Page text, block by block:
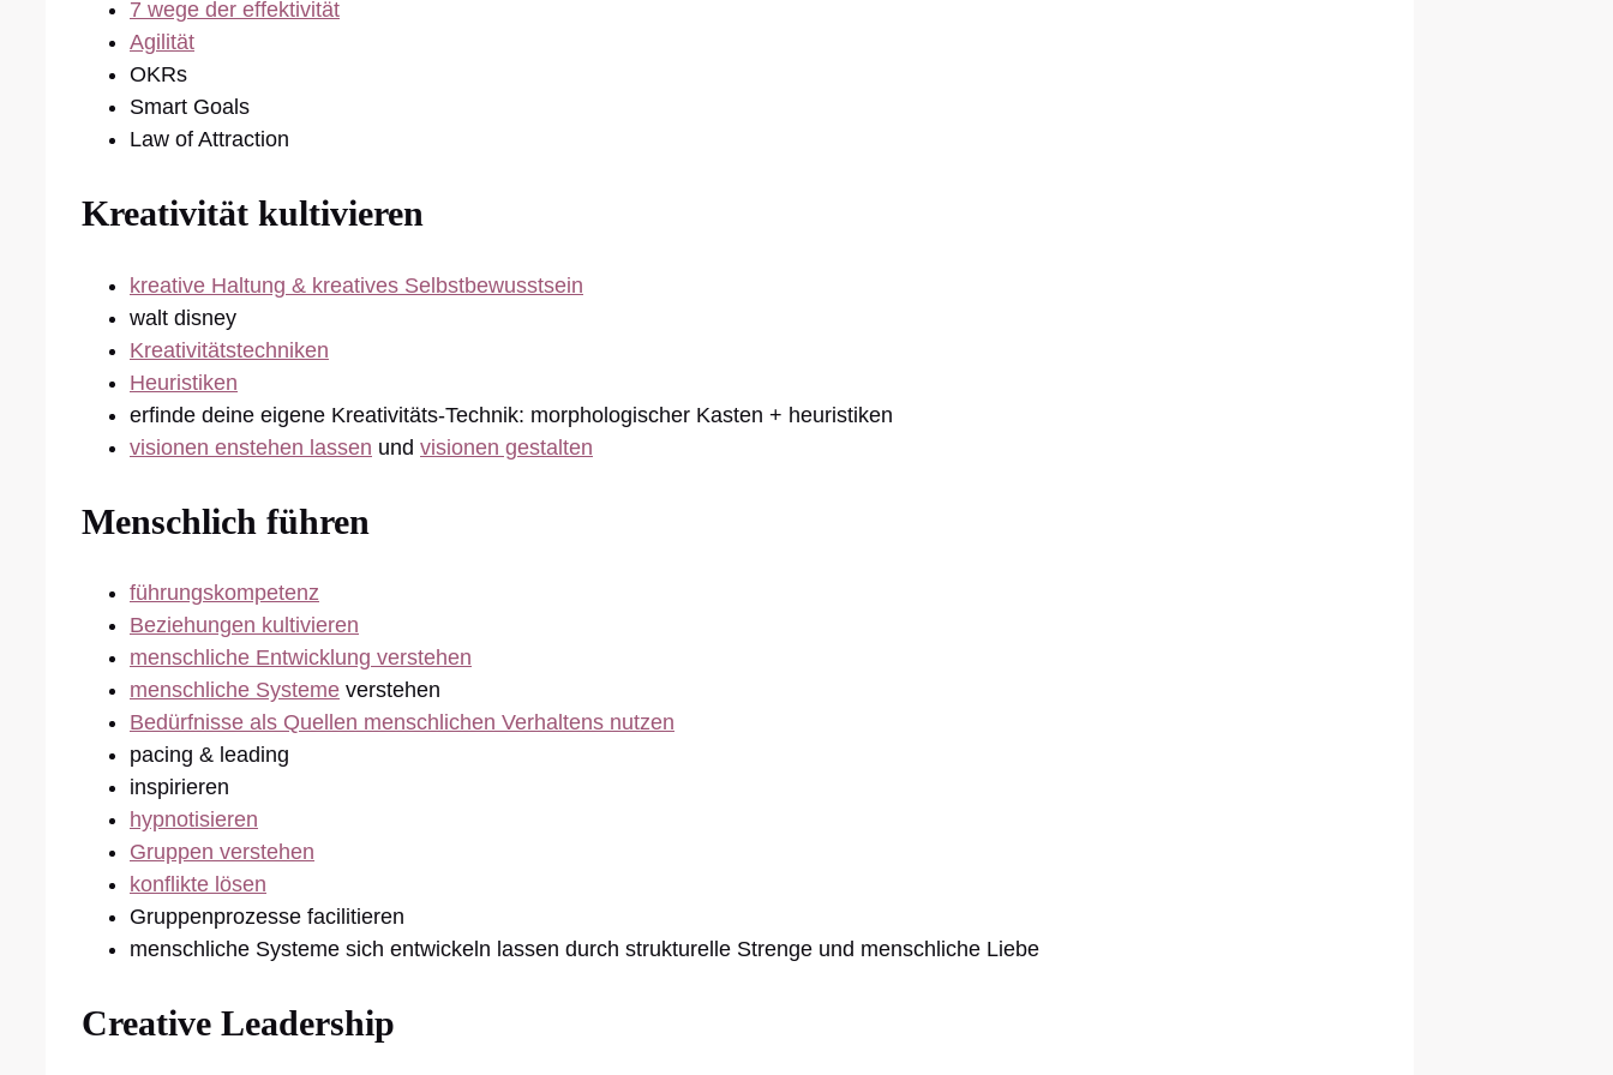
7 wege der effektivität
Agilität
OKRs
Smart Goals
Law of Attraction
Kreativität kultivieren
kreative Haltung & kreatives Selbstbewusstsein
walt disney
Kreativitätstechniken
Heuristiken
erfinde deine eigene Kreativitäts-Technik: morphologischer Kasten + heuristiken
visionen enstehen lassen und visionen gestalten
Menschlich führen
führungskompetenz
Beziehungen kultivieren
menschliche Entwicklung verstehen
menschliche Systeme verstehen
Bedürfnisse als Quellen menschlichen Verhaltens nutzen
pacing & leading
inspirieren
hypnotisieren
Gruppen verstehen
konflikte lösen
Gruppenprozesse facilitieren
menschliche Systeme sich entwickeln lassen durch strukturelle Strenge und menschliche Liebe
Creative Leadership